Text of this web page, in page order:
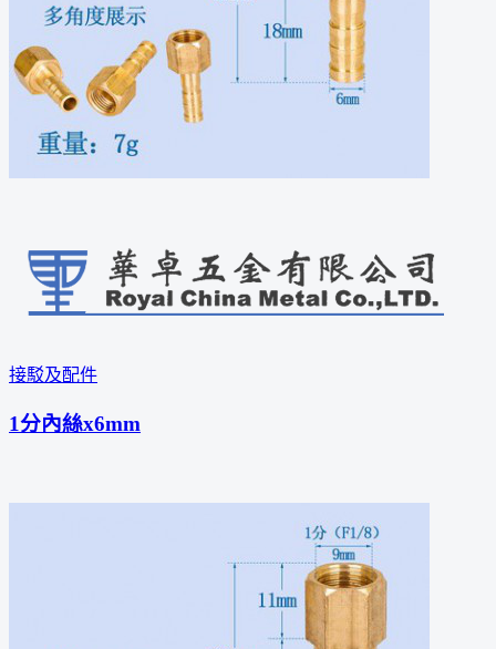
接駁及配件
1分內絲x6mm